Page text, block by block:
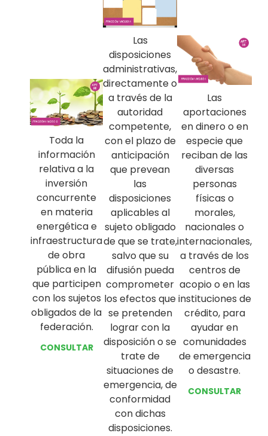
Toda la
información
relativa a la
inversión
concurrente
en materia
energética e
infraestructura
de obra
pública en la
que participen
con los sujetos
obligados de la
federación.
CONSULTAR
Las
disposiciones
administrativas,
directamente o
a través de la
autoridad
competente,
con el plazo de
anticipación
que prevean
las
disposiciones
aplicables al
sujeto obligado
de que se trate,
salvo que su
difusión pueda
comprometer
los efectos que
se pretenden
lograr con la
disposición o se
trate de
situaciones de
emergencia, de
conformidad
con dichas
disposiciones.
Las
aportaciones
en dinero o en
especie que
reciban de las
diversas
personas
físicas o
morales,
nacionales o
internacionales,
a través de los
centros de
acopio o en las
instituciones de
crédito, para
ayudar en
comunidades
de emergencia
o desastre.
CONSULTAR